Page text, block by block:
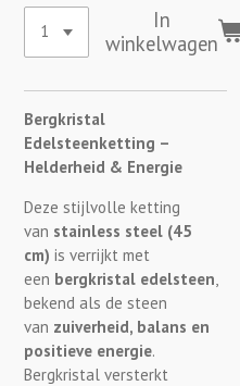
In
winkelwagen
Bergkristal
Edelsteenketting –
Helderheid & Energie
Deze stijlvolle ketting
van stainless steel (45
cm) is verrijkt met
een bergkristal edelsteen,
bekend als de steen
van zuiverheid, balans en
positieve energie.
Bergkristal versterkt